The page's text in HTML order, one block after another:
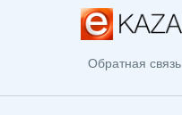
Обратная связь